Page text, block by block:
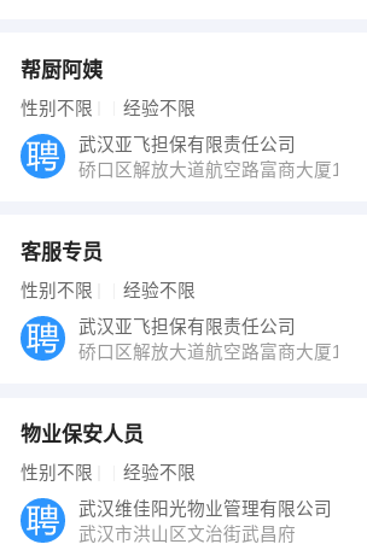
帮厨阿姨
性别不限 经验不限
武汉亚飞担保有限责任公司
硚口区解放大道航空路富商大厦11楼
客服专员
性别不限 经验不限
武汉亚飞担保有限责任公司
硚口区解放大道航空路富商大厦11楼
物业保安人员
性别不限 经验不限
武汉维佳阳光物业管理有限公司
武汉市洪山区文治街武昌府